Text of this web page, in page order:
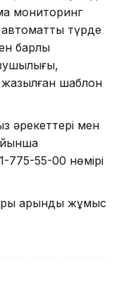
мониторинг
түрде
барлық
жазылған шаблон
әрекеттері мен
775-55-00 нөмірі
қарқынды жұмыс